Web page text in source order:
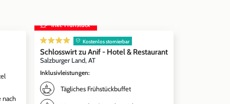
nach
inkl. Frühstück
Kostenlos stornierbar
Schlosswirt zu Anif - Hotel & Restaurant
Salzburger Land, AT
Inklusivleistungen:
Tägliches Frühstückbuffet